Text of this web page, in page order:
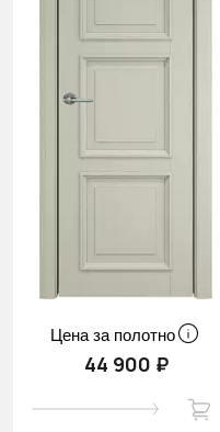
Цена за полотно
44 900 ₽